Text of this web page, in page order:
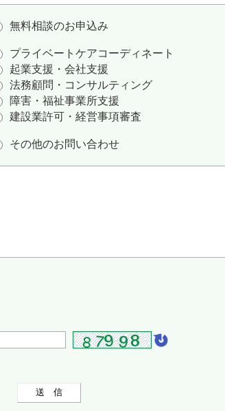
無料相談のお申込み
プライベートケアコーディネート
起業支援・会社支援
法務顧問・コンサルティング
障害・福祉事業所支援
建設業許可・経営事項審査
その他のお問い合わせ